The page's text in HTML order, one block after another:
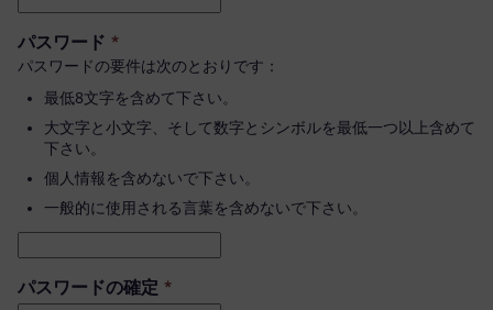
パスワード *
パスワードの要件は次のとおりです：
最低8文字を含めて下さい。
大文字と小文字、そして数字とシンボルを最低一つ以上含めて
下さい。
個人情報を含めないで下さい。
一般的に使用される言葉を含めないで下さい。
パスワードの確定 *